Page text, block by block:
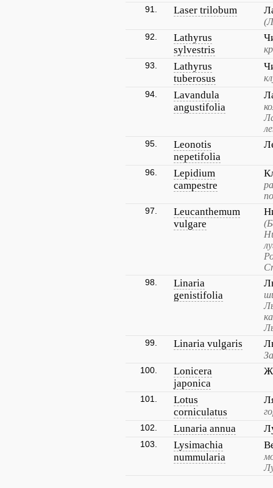
91. Laser trilobum
92.
Lathyrus
sylvestris
93.
Lathyrus
tuberosus
94.
Lavandula
angustifolia
95.
Leonotis
nepetifolia
96.
Lepidium
campestre
97.
Leucanthemum
vulgare
98.
Linaria
genistifolia
99. Linaria vulgaris
100.
Lonicera
japonica
101.
Lotus
corniculatus
102. Lunaria annua
103.
Lysimachia
nummularia